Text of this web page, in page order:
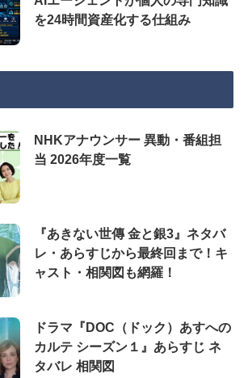
を24時間資産化する仕組み
NHKアナウンサー 異動・番組担
当 2026年度一覧
『あきない世傳 金と銀3』ネタバ
レ・あらすじから最終回まで！キ
ャスト・相関図も網羅！
ドラマ『DOC（ドック）あすへの
カルテ シーズン１』あらすじ ネ
タバレ 相関図